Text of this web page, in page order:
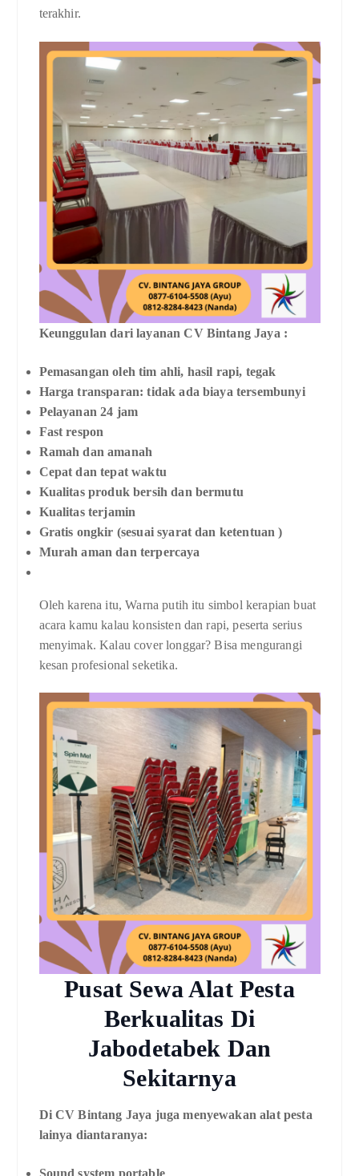
terakhir.
Keunggulan dari layanan CV Bintang Jaya :
Pemasangan oleh tim ahli, hasil rapi, tegak
Harga transparan: tidak ada biaya tersembunyi
Pelayanan 24 jam
Fast respon
Ramah dan amanah
Cepat dan tepat waktu
Kualitas produk bersih dan bermutu
Kualitas terjamin
Gratis ongkir (sesuai syarat dan ketentuan )
Murah aman dan terpercaya
Oleh karena itu, Warna putih itu simbol kerapian buat
acara kamu kalau konsisten dan rapi, peserta serius
menyimak. Kalau cover longgar? Bisa mengurangi
kesan profesional seketika.
Pusat Sewa Alat Pesta
Berkualitas Di
Jabodetabek Dan
Sekitarnya
Di CV Bintang Jaya juga menyewakan alat pesta
lainya diantaranya: